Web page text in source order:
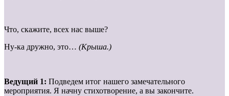
Что, скажите, всех нас выше?
Ну-ка дружно, это… (Крыша.)
Ведущий 1: Подведем итог нашего замечательного
мероприятия. Я начну стихотворение, а вы закончите.